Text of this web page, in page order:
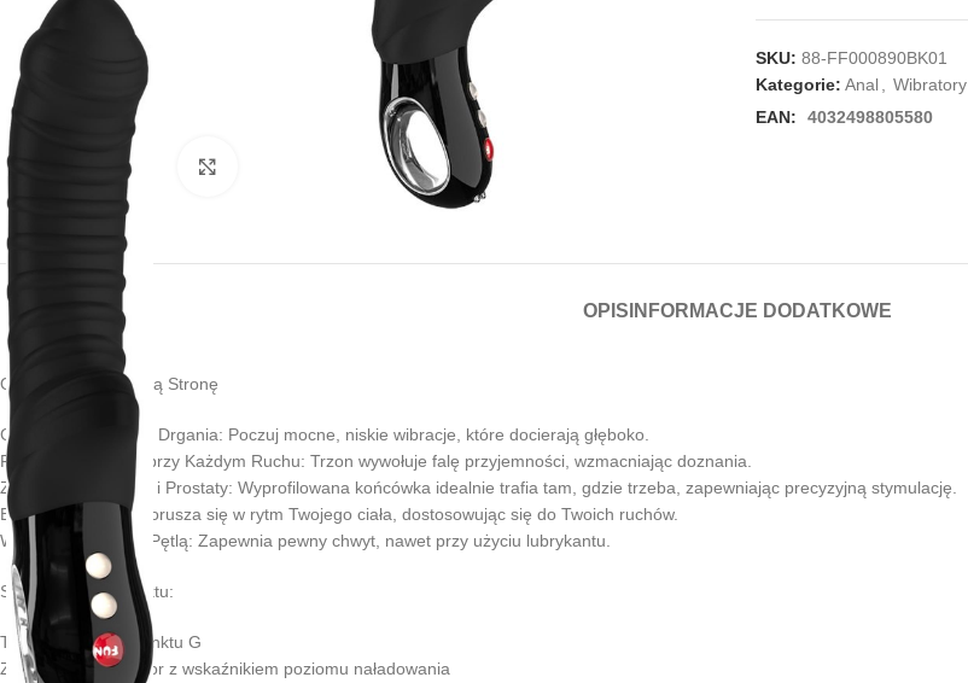
Kliknij, aby powiększyć
SKU: 88-FF000890BK01
Kategorie: Anal Wibratory
EAN:
4032498805580
OPIS INFORMACJE DODATKOWE
Obudź w Sobie Dziką Stronę
Głębokie, Wibrujące Drgania: Poczuj mocne, niskie wibracje, które docierają głęboko.
Falujące Doznania przy Każdym Ruchu: Trzon wywołuje falę przyjemności, wzmacniając doznania.
Zakrój dla Punktu G i Prostaty: Wyprofilowana końcówka idealnie trafia tam, gdzie trzeba, zapewniając precyzyjną stymulację.
Elastyczny Trzon: Porusza się w rytm Twojego ciała, dostosowując się do Twoich ruchów.
Wygodny Uchwyt z Pętlą: Zapewnia pewny chwyt, nawet przy użyciu lubrykantu.
Specyfikacja Produktu:
Typ: Wibrator do punktu G
Zasilanie: Akumulator z wskaźnikiem poziomu naładowania